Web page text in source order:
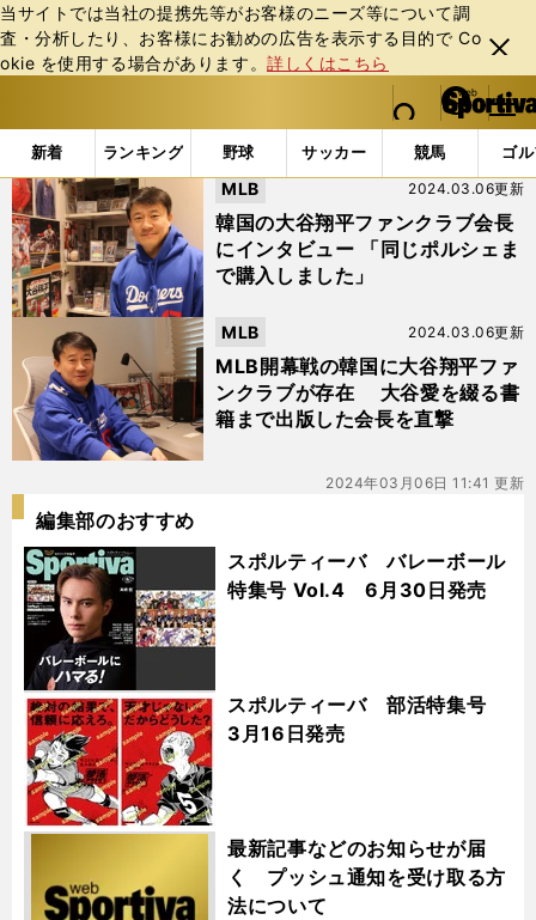
当サイトでは当社の提携先等がお客様のニーズ等について調
査・分析したり、お客様にお勧めの広告を表⽰する⽬的で Co
okie を使⽤する場合があります。詳しくはこちら
閉じ
る
web Sportiva (webスポルティーバ)
検索
マイペ
ー
ジ
メニュ
新着 ランキング 野球 サッカー 競馬 ゴ
b
ス
ポ
ル
テ
ィ
ー
バ
「#コレクション」の最新ニュース・ 情報
韓国の大谷翔平ファンクラブ会長
にインタビュー 「同じポルシェま
で購入しました」
2024.03.06更新
MLB
MLB開幕戦の韓国に大谷翔平ファ
ンクラブが存在 大谷愛を綴る書
籍まで出版した会長を直撃
2024.03.06更新
MLB
2024年03月06日 11:41 更新
編集部のおすすめ
スポルティーバ バレーボール
特集号 Vol.4 6月30日発売
スポルティーバ 部活特集号
3月16日発売
最新記事などのお知らせが届
く プッシュ通知を受け取る方
法について